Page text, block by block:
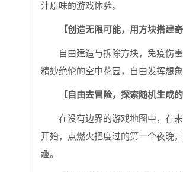
汁原味的游戏体验。
【创造无限可能，用方块搭建奇
自由建造与拆除方块，免疫伤
精妙绝伦的空中花园，自由发挥想
【自由去冒险，探索随机生成的
在没有边界的游戏地图中，在
开始，点燃火把度过的第一个夜晚
趣。